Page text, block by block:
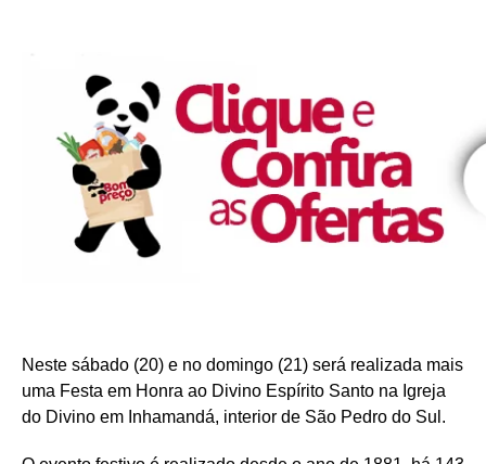
Neste sábado (20) e no domingo (21) será realizada mais
uma Festa em Honra ao Divino Espírito Santo na Igreja
do Divino em Inhamandá, interior de São Pedro do Sul.